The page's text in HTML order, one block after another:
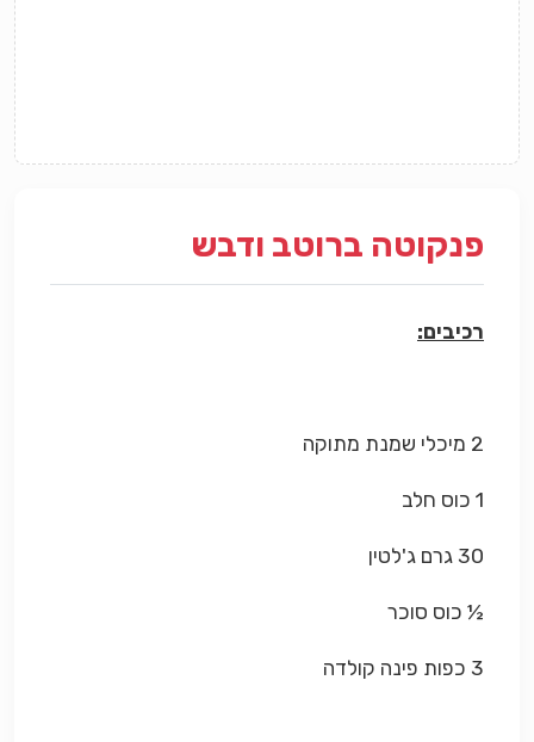
פנקוטה ברוטב ודבש
רכיבים:
2 מיכלי שמנת מתוקה
1 כוס חלב
30 גרם ג'לטין
½ כוס סוכר
3 כפות פינה קולדה